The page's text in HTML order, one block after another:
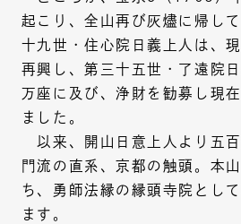
起こり、全山再び灰燼に帰し
十九世・住心院日義上人は、
再興し、第三十五世・了遠院
万座に及び、浄財を勧募し現
ました。
以来、開山日意上人より五
門流の直系、京都の触頭。本
ち、勇師法縁の縁頭寺院とし
ます。